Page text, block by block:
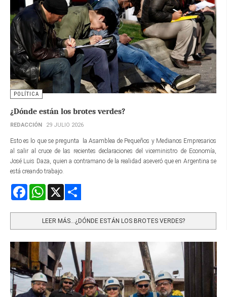
POLÍTICA
¿Dónde están los brotes verdes?
REDACCIÓN 29 JULIO 2026
Esto es lo que se pregunta la Asamblea de Pequeños y Medianos Empresarios
al salir al cruce de las recientes declaraciones del viceministro de Economía,
José Luis Daza, quien a contramano de la realidad aseveró que en Argentina se
está creando trabajo.
FacebookWhatsApp
LEER MÁS…¿DÓNDE ESTÁN LOS BROTES VERDES?